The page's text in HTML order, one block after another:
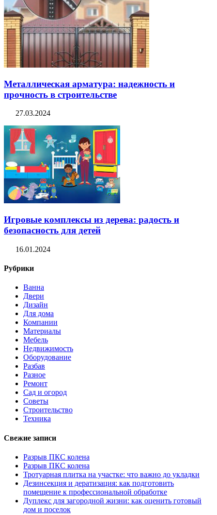
Металлическая арматура: надежность и
прочность в строительстве
27.03.2024
Игровые комплексы из дерева: радость и
безопасность для детей
16.01.2024
Рубрики
Ванна
Двери
Дизайн
Для дома
Компании
Материалы
Мебель
Недвижимость
Оборудование
Разбав
Разное
Ремонт
Сад и огород
Советы
Строительство
Техника
Свежие записи
Разрыв ПКС колена
Разрыв ПКС колена
Тротуарная плитка на участке: что важно до укладки
Дезинсекция и дератизация: как подготовить
помещение к профессиональной обработке
Дуплекс для загородной жизни: как оценить готовый
дом и поселок